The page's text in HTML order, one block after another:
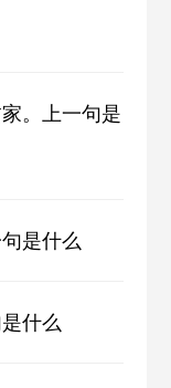
。上一句是
是什么
什么